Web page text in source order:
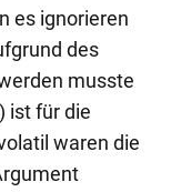
es ignorieren
des
musste
ist für die
waren die